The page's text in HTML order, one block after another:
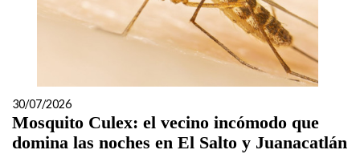
30/07/2026
Mosquito Culex: el vecino incómodo que
domina las noches en El Salto y Juanacatlán